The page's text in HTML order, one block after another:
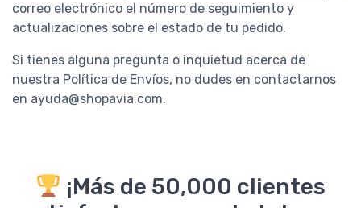
correo electrónico el número de seguimiento y
actualizaciones sobre el estado de tu pedido.
Si tienes alguna pregunta o inquietud acerca de
nuestra Política de Envíos, no dudes en contactarnos
en ayuda@shopavia.com.
¡Más de 50,000 clientes